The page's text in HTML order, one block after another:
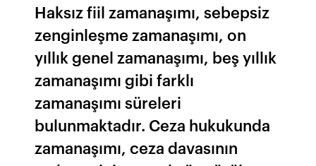
Haksız fiil zamanaşımı, sebepsiz
zenginleşme zamanaşımı, on
yıllık genel zamanaşımı, beş yıllık
zamanaşımı gibi farklı
zamanaşımı süreleri
bulunmaktadır. Ceza hukukunda
zamanaşımı, ceza davasının